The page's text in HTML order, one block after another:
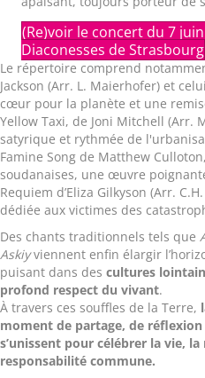
(Re)voir le concert du 7
Diaconesses de Strasbourg
Le répertoire comprend
Jackson (Arr. L. Maierhofer) et
cœur pour la planète et une
Yellow Taxi, de Joni Mitchell (Arr.
satyrique et rythmée de
Famine Song de Matthew
soudanaises, une œuvre
Requiem d’Eliza Gilkyson (Arr.
dédiée aux victimes des
Des chants traditionnels tels que
Askiyviennent enfin élargir
puisant dans des cultures
profond respect du vivant.
À travers ces souffles de la Terre,
moment de partage, de réflexion
s’unissent pour célébrer la vie,
responsabilité commune.